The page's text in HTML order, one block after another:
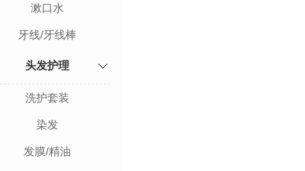
漱口水
牙线/牙线棒
头发护理
洗护套装
染发
发膜/精油